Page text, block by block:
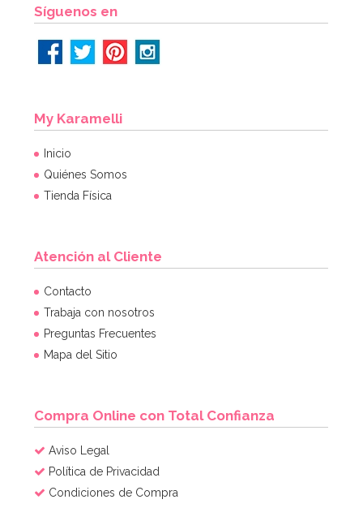
Síguenos en
My Karamelli
Inicio
Quiénes Somos
Tienda Física
Atención al Cliente
Contacto
Trabaja con nosotros
Preguntas Frecuentes
Mapa del Sitio
Compra Online con Total Confianza
Aviso Legal
Política de Privacidad
Condiciones de Compra